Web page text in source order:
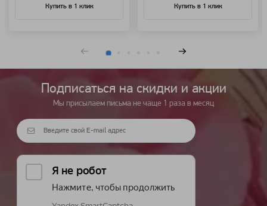
Купить в 1 клик Купить в 1 клик
Подписаться на cкидки и акции
Мы присылаем письма не чаще 1 раза в месяц